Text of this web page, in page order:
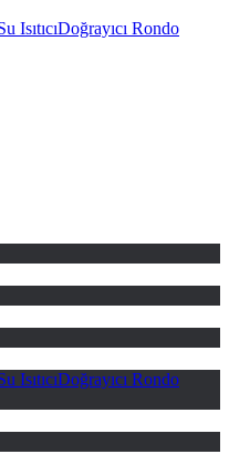
IsıtıcıDoğrayıcı Rondo
IsıtıcıDoğrayıcı Rondo